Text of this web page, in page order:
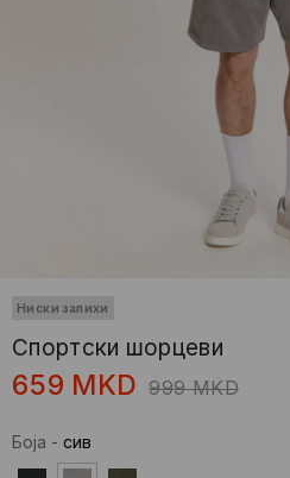
Ниски залихи
Спортски шорцеви
659 MKD 999 MKD
Боја - сив